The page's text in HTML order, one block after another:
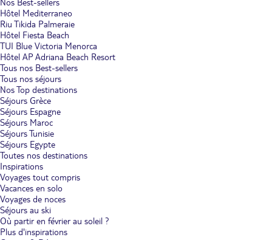
Nos Best-sellers
Hôtel Mediterraneo
Riu Tikida Palmeraie
Hôtel Fiesta Beach
TUI Blue Victoria Menorca
Hôtel AP Adriana Beach Resort
Tous nos Best-sellers
Tous nos séjours
Nos Top destinations
Séjours Grèce
Séjours Espagne
Séjours Maroc
Séjours Tunisie
Séjours Egypte
Toutes nos destinations
Inspirations
Voyages tout compris
Vacances en solo
Voyages de noces
Séjours au ski
Où partir en février au soleil ?
Plus d'inspirations